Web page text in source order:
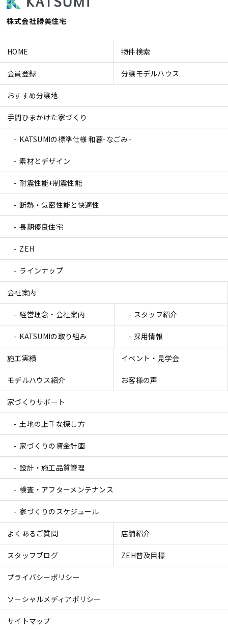
株式会社勝美住宅
HOME 物件検索
会員登録 分譲モデルハウス
おすすめ分譲地
手間ひまかけた家づくり
KATSUMIの標準仕様 和暮-なごみ-
素材とデザイン
耐震性能+制震性能
断熱・気密性能と快適性
長期優良住宅
ZEH
ラインナップ
会社案内
経営理念・会社案内 スタッフ紹介
KATSUMIの取り組み 採用情報
施工実績 イベント・見学会
モデルハウス紹介 お客様の声
家づくりサポート
土地の上手な探し方
家づくりの資金計画
設計・施工品質管理
検査・アフターメンテナンス
家づくりのスケジュール
よくあるご質問 店舗紹介
スタッフブログ ZEH普及目標
プライバシーポリシー
ソーシャルメディアポリシー
サイトマップ